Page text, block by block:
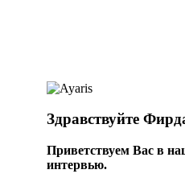
Здравствуйте
Приветствуем Вас в
интервью.